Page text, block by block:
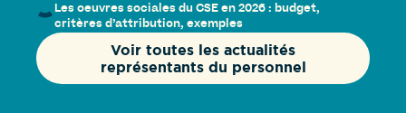
Les oeuvres sociales du CSE en 2026 : budget,
critères d’attribution, exemples
Voir toutes les actualités
représentants du personnel